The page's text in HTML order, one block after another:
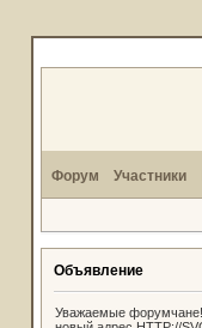
Форум Участники
Объявление
Уважаемые